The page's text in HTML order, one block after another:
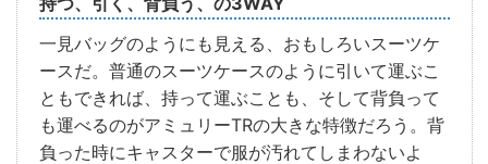
一見バッグのようにも見える、おもしろいスーツケ
ースだ。普通のスーツケースのように引いて運ぶこ
ともできれば、持って運ぶことも、そして背負って
も運べるのがアミュリーTRの大きな特徴だろう。背
負った時にキャスターで服が汚れてしまわないよ